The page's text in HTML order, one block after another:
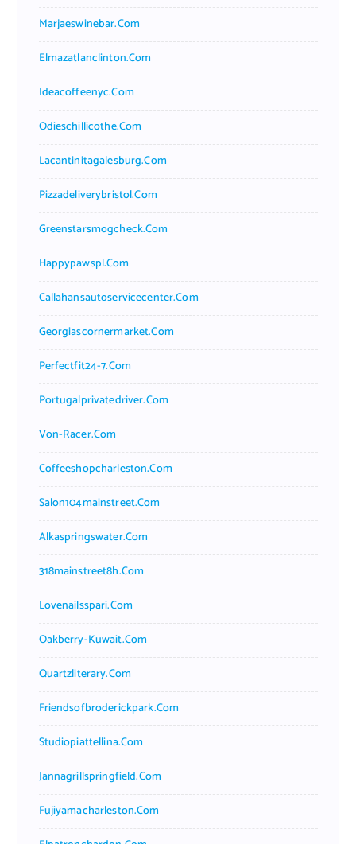
Marjaeswinebar.com
Elmazatlanclinton.com
Ideacoffeenyc.com
Odieschillicothe.com
Lacantinitagalesburg.com
Pizzadeliverybristol.com
Greenstarsmogcheck.com
Happypawspl.com
Callahansautoservicecenter.com
Georgiascornermarket.com
Perfectfit24-7.com
Portugalprivatedriver.com
Von-Racer.com
Coffeeshopcharleston.com
Salon104mainstreet.com
Alkaspringswater.com
318mainstreet8h.com
Lovenailsspari.com
Oakberry-Kuwait.com
Quartzliterary.com
Friendsofbroderickpark.com
Studiopiattellina.com
Jannagrillspringfield.com
Fujiyamacharleston.com